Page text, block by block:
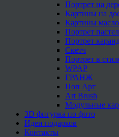
Портрет на
Картины на
Картины
Портрет
Портрет
Скетч
Портрет в
WPAP
ГРАНЖ
Поп Арт
Art Brush
Модульные
3D фигурка по фото
Идеи подарков
Контакты